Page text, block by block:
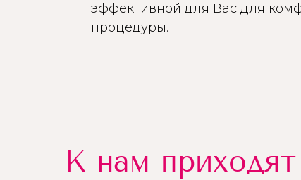
эффективной для Вас для
процедуры.
К нам